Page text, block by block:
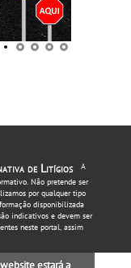
de Litígios
A
Não pretende ser
por qualquer tipo
disponibilizada
indicativos e devem ser
neste portal, assim
estará a